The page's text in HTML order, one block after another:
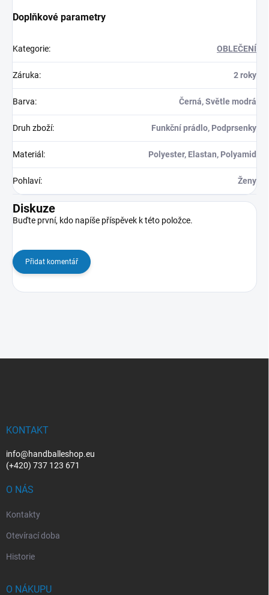
Doplňkové parametry
Kategorie: OBLEČENÍ
Záruka: 2 roky
Barva: Černá, Světle modrá
Druh zboží: Funkční prádlo, Podprsenky
Materiál : Polyester, Elastan, Polyamid
Pohlaví: Ženy
Diskuze
Buďte první, kdo napíše příspěvek k této položce.
Přidat komentář
KONTAKT
info@handballeshop.eu
(+420) 737 123 671
O NÁS
Kontakty
Otevírací doba
Historie
O NÁKUPU